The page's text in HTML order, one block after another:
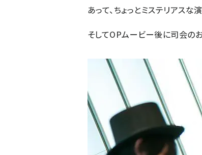
あって、ちょっとミステリアス
そしてOPムービー後に司会の